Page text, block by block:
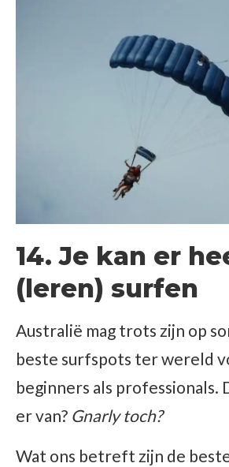
14. Je kan er
(leren) surfen
Australië mag trots zijn op
beste surfspots ter wereld
beginners als professionals.
er van? Gnarly toch?
Wat ons betreft zijn de